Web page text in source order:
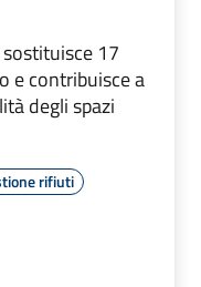
17
e contribuisce a
degli spazi
rifiuti